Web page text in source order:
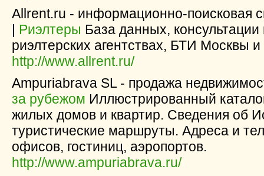
Allrent.ru - информационно-поисковая
| Риэлтеры База данных,
риэлтерских агентствах, БТИ Москвы и
http://www.allrent.ru/
Ampuriabrava SL - продажа
за рубежом Иллюстрированный
жилых домов и квартир. Сведения об
туристические маршруты. Адреса и
офисов, гостиниц, аэропортов.
http://www.ampuriabrava.ru/